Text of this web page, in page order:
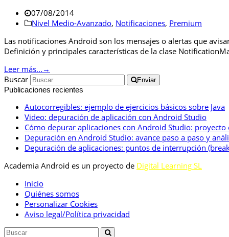
07/08/2014
Nivel Medio-Avanzado, Notificaciones, Premium
Las notificaciones Android son los mensajes o alertas que
Definición y principales características de la clase
Leer más... →
Buscar
Enviar
Publicaciones recientes
Autocorregibles: ejemplo de ejercicios básicos sobre Java
Video: depuración de aplicación con Android Studio
Cómo depurar aplicaciones con Android Studio: proyecto
Depuración en Android Studio: avance paso a paso y
Depuración de aplicaciones: puntos de interrupción
Academia Android es un proyecto de Digital Learning SL
Inicio
Quiénes somos
Personalizar Cookies
Aviso legal/Política privacidad